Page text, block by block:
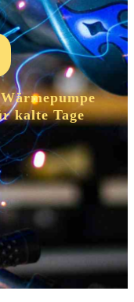
Wärmepumpe
kalte Tage